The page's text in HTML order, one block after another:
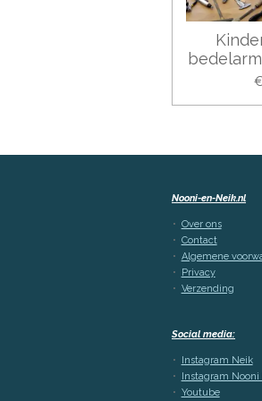
Nooni-en-Neik.nl
Over ons
Contact
Algemene
Privacy
Verzending
Social media:
Instagram Neik
Instagram Nooni
Youtube